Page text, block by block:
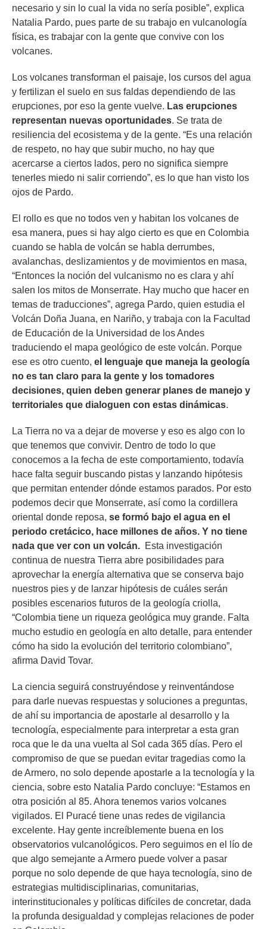
necesario y sin lo cual la vida no sería posible”, explica
Natalia Pardo, pues parte de su trabajo en vulcanología
física, es trabajar con la gente que convive con los
volcanes.
Los volcanes transforman el paisaje, los cursos del agua
y fertilizan el suelo en sus faldas dependiendo de las
erupciones, por eso la gente vuelve. Las erupciones
representan nuevas oportunidades. Se trata de
resiliencia del ecosistema y de la gente. “Es una relación
de respeto, no hay que subir mucho, no hay que
acercarse a ciertos lados, pero no significa siempre
tenerles miedo ni salir corriendo”, es lo que han visto los
ojos de Pardo.
El rollo es que no todos ven y habitan los volcanes de
esa manera, pues si hay algo cierto es que en Colombia
cuando se habla de volcán se habla derrumbes,
avalanchas, deslizamientos y de movimientos en masa,
“Entonces la noción del vulcanismo no es clara y ahí
salen los mitos de Monserrate. Hay mucho que hacer en
temas de traducciones”, agrega Pardo, quien estudia el
Volcán Doña Juana, en Nariño, y trabaja con la Facultad
de Educación de la Universidad de los Andes
traduciendo el mapa geológico de este volcán. Porque
ese es otro cuento, el lenguaje que maneja la geología
no es tan claro para la gente y los tomadores
decisiones, quien deben generar planes de manejo y
territoriales que dialoguen con estas dinámicas.
La Tierra no va a dejar de moverse y eso es algo con lo
que tenemos que convivir. Dentro de todo lo que
conocemos a la fecha de este comportamiento, todavía
hace falta seguir buscando pistas y lanzando hipótesis
que permitan entender dónde estamos parados. Por esto
podemos decir que Monserrate, así como la cordillera
oriental donde reposa, se formó bajo el agua en el
periodo cretácico, hace millones de años. Y no tiene
nada que ver con un volcán. Esta investigación
continua de nuestra Tierra abre posibilidades para
aprovechar la energía alternativa que se conserva bajo
nuestros pies y de lanzar hipótesis de cuáles serán
posibles escenarios futuros de la geología criolla,
“Colombia tiene un riqueza geológica muy grande. Falta
mucho estudio en geología en alto detalle, para entender
cómo ha sido la evolución del territorio colombiano”,
afirma David Tovar.
La ciencia seguirá construyéndose y reinventándose
para darle nuevas respuestas y soluciones a preguntas,
de ahí su importancia de apostarle al desarrollo y la
tecnología, especialmente para interpretar a esta gran
roca que le da una vuelta al Sol cada 365 días. Pero el
compromiso de que se puedan evitar tragedias como la
de Armero, no solo depende apostarle a la tecnología y la
ciencia, sobre esto Natalia Pardo concluye: “Estamos en
otra posición al 85. Ahora tenemos varios volcanes
vigilados. El Puracé tiene unas redes de vigilancia
excelente. Hay gente increíblemente buena en los
observatorios vulcanológicos. Pero seguimos en el lío de
que algo semejante a Armero puede volver a pasar
porque no solo depende de que haya tecnología, sino de
estrategias multidisciplinarias, comunitarias,
interinstitucionales y políticas difíciles de concretar, dada
la profunda desigualdad y complejas relaciones de poder